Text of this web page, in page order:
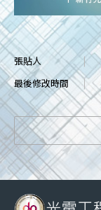
張貼人
最後修改時間